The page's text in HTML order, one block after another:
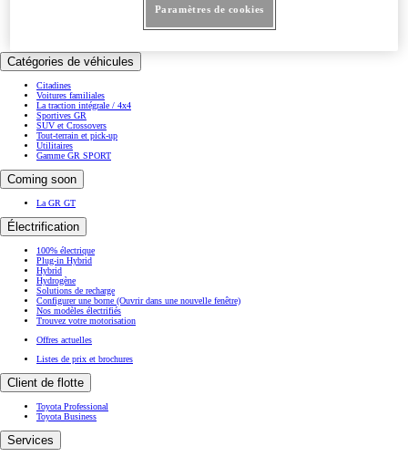
Catégories de véhicules
Citadines
Voitures familiales
La traction intégrale / 4x4
Sportives GR
SUV et Crossovers
Tout-terrain et pick-up
Utilitaires
Gamme GR SPORT
Coming soon
La GR GT
Électrification
100% électrique
Plug-in Hybrid
Hybrid
Hydrogène
Solutions de recharge
Configurer une borne (Ouvrir dans une nouvelle fenêtre)
Nos modèles électrifiés
Trouvez votre motorisation
Offres actuelles
Listes de prix et brochures
Client de flotte
Toyota Professional
Toyota Business
Services
Paramètres de cookies